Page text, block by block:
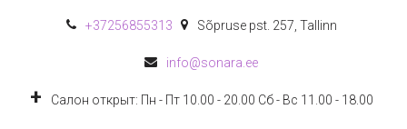
+37256855313 Sõpruse pst. 257 Tallinn
info@sonara.ee
Салон открыт: Пн - Пт 10.00 - 20.00 Сб - Вс 11.00 - 18.00